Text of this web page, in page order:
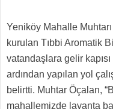
Yeniköy Mahalle
kurulan Tıbbi Aromatik
vatandaşlara gelir kapısı
ardından yapılan yol
belirtti. Muhtar Öçalan,
mahallemizde lavanta